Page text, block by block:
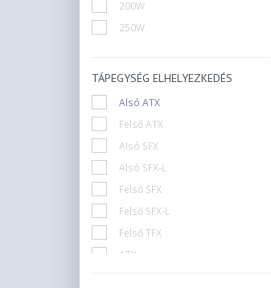
Gembird
Jonsbo
LC Power
200W
250W
TÁPEGYSÉG ELHELYEZKEDÉS
Alsó ATX
Felső ATX
Alsó SFX
Alsó SFX-L
Felső SFX
Felső SFX-L
Felső TFX
ATX
Külső (Adapter)